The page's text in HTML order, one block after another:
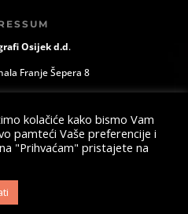
Osijek d.d.
Franje Šepera 8
kolačiće kako bismo Vam
pamteći Vaše preferencije i
"Prihvaćam" pristajete na